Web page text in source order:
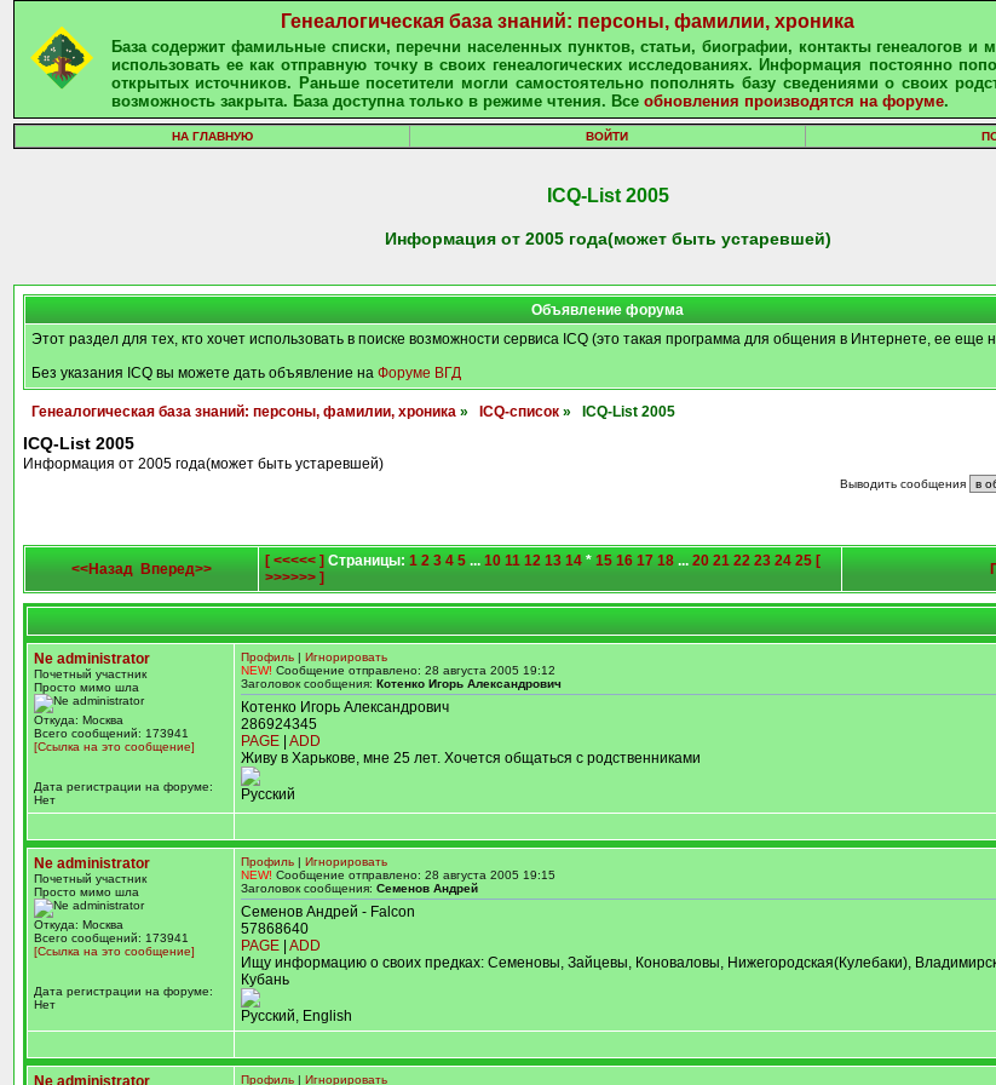
Генеалогическая база знаний: персоны, фамилии, хроника
База содержит фамильные списки, перечни населенных пунктов, статьи, биографии, контакты генеалогов и
использовать ее как отправную точку в своих генеалогических исследованиях. Информация постоянно
открытых источников. Раньше посетители могли самостоятельно пополнять базу сведениями о своих
возможность закрыта. База доступна только в режиме чтения. Все обновления производятся на форуме.
НА ГЛАВНУЮ ВОЙТИ
ICQ-List 2005
Информация от 2005 года(может быть устаревшей)
Объявление форума
Этот раздел для тех, кто хочет использовать в поиске возможности сервиса ICQ (это такая программа для общения в Интернете, ее еще
Без указания ICQ вы можете дать объявление на Форуме ВГД
Генеалогическая база знаний: персоны, фамилии, хроника» ICQ-список» ICQ-List 2005
ICQ-List 2005
Информация от 2005 года(может быть устаревшей)
Выводить сообщения
<<Назад Вперед>> [ <<<<< ] Страницы: 1 2 3 4 5... 10 11 12 13 14* 15 16 17 18... 20 21 22 23 24 25 [
>>>>>> ]
Ne administrator
Почетный участник
Просто мимо шла
Откуда: Москва
Всего сообщений: 173941
[Ссылка на это сообщение]
Дата регистрации на форуме:
Нет
Профиль| Игнорировать
NEW! Сообщение отправлено: 28 августа 2005 19:12
Заголовок сообщения: Котенко Игорь Александрович
Котенко Игорь Александрович
286924345
PAGE| ADD
Живу в Харькове, мне 25 лет. Хочется общаться с родственниками
Русский
Ne administrator
Почетный участник
Просто мимо шла
Откуда: Москва
Всего сообщений: 173941
[Ссылка на это сообщение]
Дата регистрации на форуме:
Нет
Профиль| Игнорировать
NEW! Сообщение отправлено: 28 августа 2005 19:15
Заголовок сообщения: Семенов Андрей
Семенов Андрей - Falcon
57868640
PAGE| ADD
Ищу информацию о своих предках: Семеновы, Зайцевы, Коноваловы, Нижегородская(Кулебаки),
Кубань
Русский, English
Ne administrator Профиль| Игнорировать